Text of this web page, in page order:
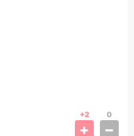
+2 0